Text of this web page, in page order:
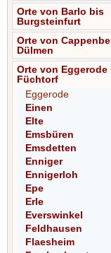
Orte von Barlo bis
Burgsteinfurt
Orte von
Dülmen
Orte von Eggerode
Füchtorf
Eggerode
Einen
Elte
Emsbüren
Emsdetten
Enniger
Ennigerloh
Epe
Erle
Everswinkel
Feldhausen
Flaesheim